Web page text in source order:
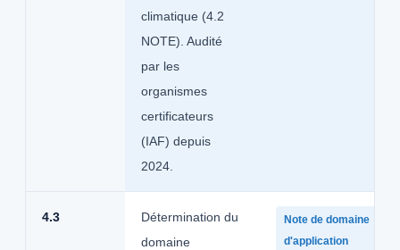
climatique (4.2
NOTE). Audité
par les
organismes
certificateurs
(IAF) depuis
2024.
4.3
Détermination du
domaine
Note de domaine
d'application